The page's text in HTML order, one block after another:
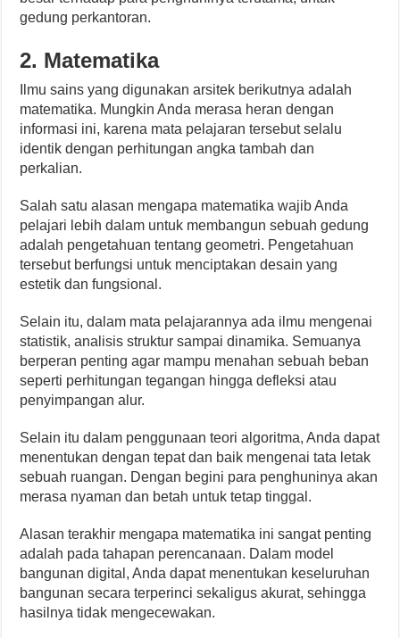
gedung perkantoran.
2. Matematika
Ilmu sains yang digunakan arsitek berikutnya adalah
matematika. Mungkin Anda merasa heran dengan
informasi ini, karena mata pelajaran tersebut selalu
identik dengan perhitungan angka tambah dan
perkalian.
Salah satu alasan mengapa matematika wajib Anda
pelajari lebih dalam untuk membangun sebuah gedung
adalah pengetahuan tentang geometri. Pengetahuan
tersebut berfungsi untuk menciptakan desain yang
estetik dan fungsional.
Selain itu, dalam mata pelajarannya ada ilmu mengenai
statistik, analisis struktur sampai dinamika. Semuanya
berperan penting agar mampu menahan sebuah beban
seperti perhitungan tegangan hingga defleksi atau
penyimpangan alur.
Selain itu dalam penggunaan teori algoritma, Anda dapat
menentukan dengan tepat dan baik mengenai tata letak
sebuah ruangan. Dengan begini para penghuninya akan
merasa nyaman dan betah untuk tetap tinggal.
Alasan terakhir mengapa matematika ini sangat penting
adalah pada tahapan perencanaan. Dalam model
bangunan digital, Anda dapat menentukan keseluruhan
bangunan secara terperinci sekaligus akurat, sehingga
hasilnya tidak mengecewakan.